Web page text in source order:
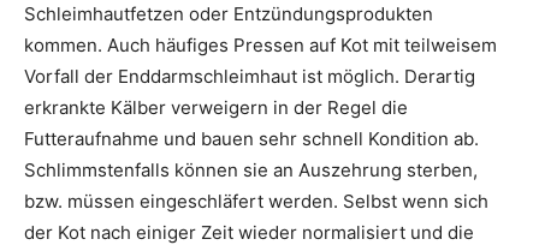
Schleimhautfetzen oder Entzündungsprodukten
kommen. Auch häufiges Pressen auf Kot mit teilweisem
Vorfall der Enddarmschleimhaut ist möglich. Derartig
erkrankte Kälber verweigern in der Regel die
Futteraufnahme und bauen sehr schnell Kondition ab.
Schlimmstenfalls können sie an Auszehrung sterben,
bzw. müssen eingeschläfert werden. Selbst wenn sich
der Kot nach einiger Zeit wieder normalisiert und die